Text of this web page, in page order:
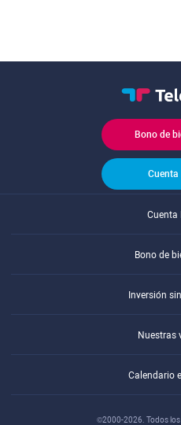
Bono de
Cuenta
Cuenta
Bono de
Inversión
Nuestras
Calendario
©2000-2026. Todos los